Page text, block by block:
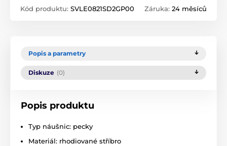
Kód produktu: SVLE0821SD2GP00 Záruka: 24 měsíců
Popis a parametry
Diskuze (0)
Popis produktu
Typ náušnic: pecky
Materiál: rhodiované stříbro